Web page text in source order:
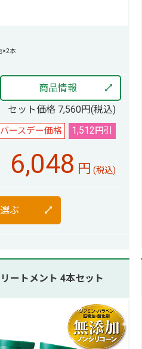
×2本
商品情報
セット価格 7,560円(税込)
バースデー価格 1,512円引
6,048 円 (税込)
ぶ
ートメント 4本セット